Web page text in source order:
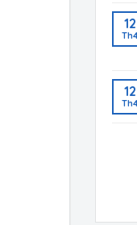
12
12